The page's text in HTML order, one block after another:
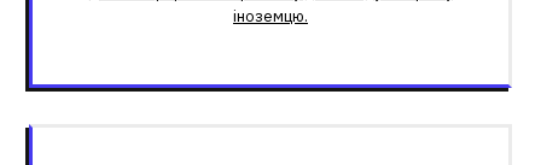
іноземцю.